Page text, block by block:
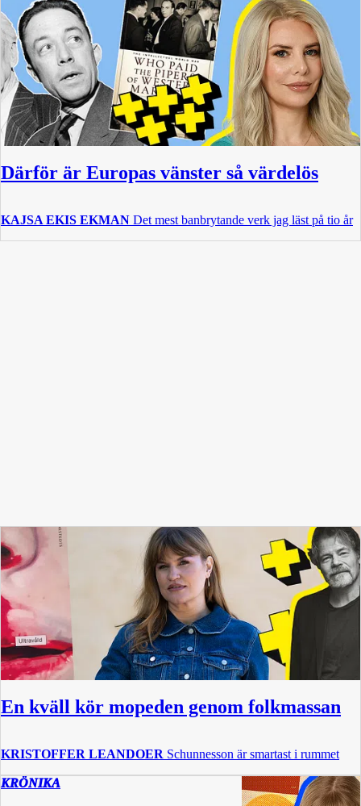
Därför är Europas vänster så värdelös
KAJSA EKIS EKMAN Det mest banbrytande verk jag läst på tio år
En kväll kör mopeden genom folkmassan
KRISTOFFER LEANDOER Schunnesson är smartast i rummet
KRÖNIKA